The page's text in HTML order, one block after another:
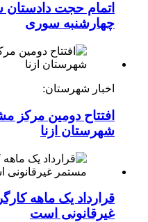
اتمام حجت
چهارشنبه ‌سوری
اخبار شهرستان:
افتتاح دومین مرکز
شهرستان ازنا
قرارداد یک ماهه
غیرقانونی است